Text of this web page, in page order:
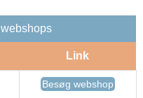
Link
Besøg webshop